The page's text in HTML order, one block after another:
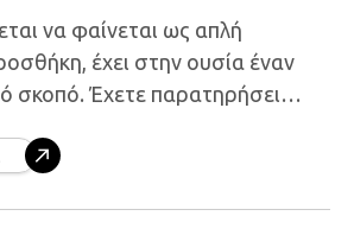
να φαίνεται ως απλή
έχει στην ουσία έναν
σκοπό. Έχετε παρατηρήσει
λευκές κουκίδες;